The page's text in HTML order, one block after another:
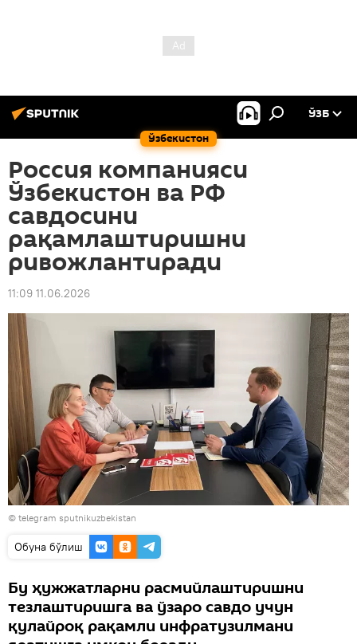
Ўзбекистон
ЎЗБ
Россия компанияси
Ўзбекистон ва РФ
савдосини
рақамлаштиришни
ривожлантиради
11:09 11.06.2026
© telegram sputnikuzbekistan
Oбуна бўлиш
Бу ҳужжатларни расмийлаштиришни
тезлаштиришга ва ўзаро савдо учун
қулайроқ рақамли инфратузилмани